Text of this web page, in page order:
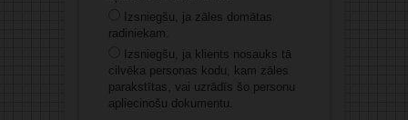
Izsniegšu, ja zāles domātas
radiniekam.
Izsniegšu, ja klients nosauks tā
cilvēka personas kodu, kam zāles
parakstītas, vai uzrādīs šo personu
apliecinošu dokumentu.